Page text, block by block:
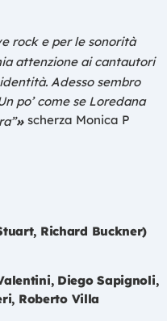
rock e per le sonorità
attenzione ai cantautori
Adesso sembro
po’ come se Loredana
» scherza Monica P
Richard Buckner)
Diego Sapignoli,
Roberto Villa